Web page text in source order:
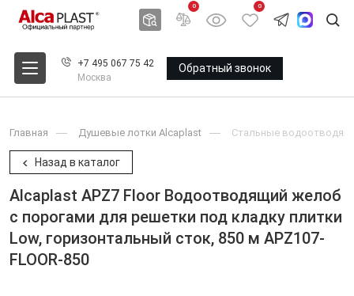
0 0
+7 495 067 75 42
Москва
Обратный звонок
Главная Душевые лотки Alcaplast Стальные
Назад в каталог
Alcaplast APZ7 Floor Водоотводящий желоб
с порогами для решетки под кладку плитки
Low, горизонтальный сток, 850 м APZ107-
FLOOR-850